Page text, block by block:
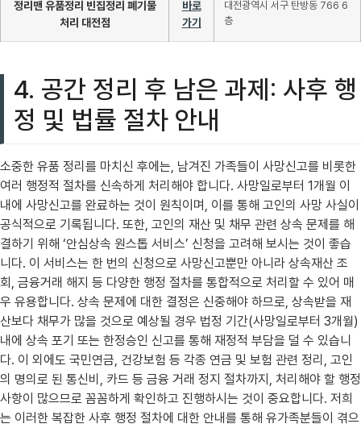
정리맨 유품정리 빈집정리 폐기물
처리 대전점
바로
가기
대전광역시 서구 탄방동 766 6
층
4. 공간 정리 후 남은 과제: 사후 행
정 및 법률 절차 안내
소중한 유품 정리를 마치신 후에는, 남겨진 가족들이 사망신고를 비롯한
여러 행정적 절차를 신속하게 처리해야 합니다. 사망일로부터 1개월 이
내에 사망신고를 완료하는 것이 원칙이며, 이를 통해 고인의 사망 사실이
공식적으로 기록됩니다. 또한, 고인의 재산 및 채무 관련 상속 문제를 해
결하기 위해 ‘안심상속 원스톱 서비스’ 신청을 고려해 보시는 것이 좋습
니다. 이 서비스는 한 번의 신청으로 사망신고뿐만 아니라 상속재산 조
회, 금융거래 해지 등 다양한 행정 절차를 통합적으로 처리할 수 있어 매
우 유용합니다. 상속 문제에 대한 결정은 신중해야 하므로, 상속받을 재
산보다 채무가 많을 것으로 예상될 경우 법정 기간(사망일로부터 3개월)
내에 상속 포기 또는 한정승인 신고를 통해 재정적 부담을 덜 수 있습니
다. 이 외에도 국민연금, 건강보험 등 각종 연금 및 보험 관련 정리, 고인
의 명의로 된 통신비, 카드 등 금융 거래 정지 절차까지, 처리해야 할 행정
사항이 많으므로 꼼꼼하게 확인하고 진행하시는 것이 중요합니다. 저희
는 이러한 복잡한 사후 행정 절차에 대한 안내를 통해 유가족분들이 겪으